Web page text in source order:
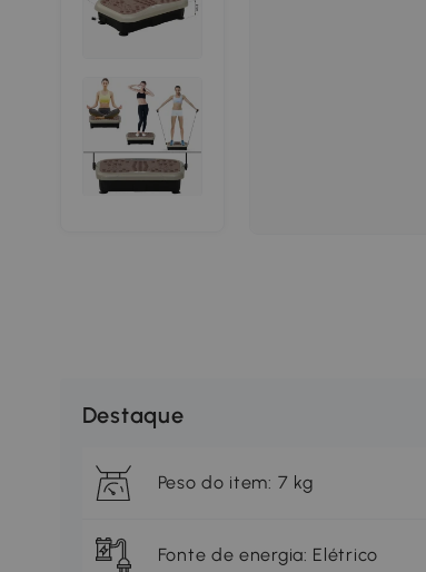
Destaque
Peso do item: 7 kg
Fonte de energia: Elétrico